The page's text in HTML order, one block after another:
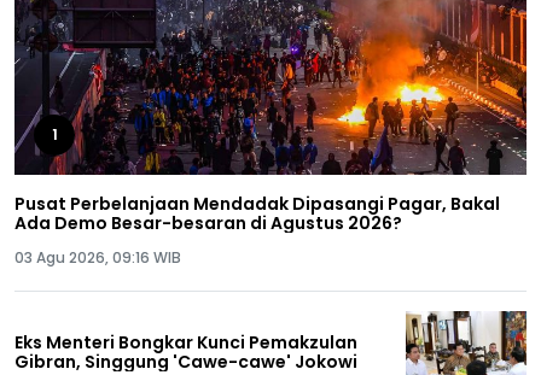
1
Pusat Perbelanjaan Mendadak Dipasangi Pagar, Bakal
Ada Demo Besar-besaran di Agustus 2026?
03 Agu 2026, 09:16 WIB
Eks Menteri Bongkar Kunci Pemakzulan
Gibran, Singgung 'Cawe-cawe' Jokowi